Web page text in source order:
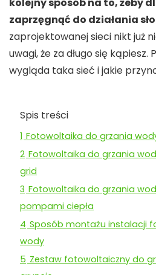
kolejny sposób na to, żeby
zaprzęgnąć do działania
zaprojektowanej sieci nikt już
uwagi, że za długo się kąpiesz.
wygląda taka sieć i jakie
Spis treści
1 Fotowoltaika do grzania
2 Fotowoltaika do grzania
grid
3 Fotowoltaika do grzania
pompami ciepła
4 Sposób montażu instalacji
wody
5 Zestaw fotowoltaiczny do